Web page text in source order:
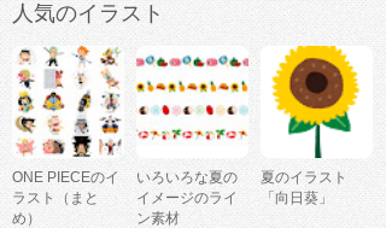
人気のイラスト
ONE PIECEのイ
ラスト（まと
め）
いろいろな夏の
イメージのライ
ン素材
夏のイラスト
「向日葵」